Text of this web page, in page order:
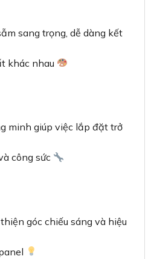
sang trọng, dễ dàng kết
khác nhau
minh giúp việc lắp đặt trở
công sức
góc chiếu sáng và hiệu